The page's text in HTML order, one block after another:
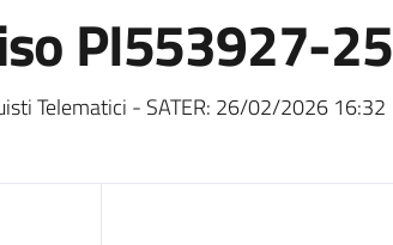
PI553927-25
Telematici - SATER: 26/02/2026 16:32